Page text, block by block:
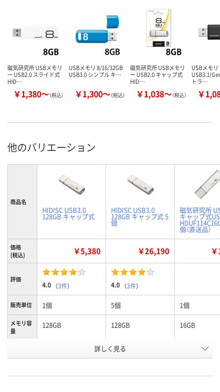
磁気研究所 USBメモリ
ー USB2.0 スライド式
HID…
￥1,380～（税込）
USBメモリ 8/16/32GB
USB3.0 シンプル キ…
￥1,300～（税込）
磁気研究所 USBメモリ
ー USB2.0 キャップ式
HID…
￥1,038～（税込）
USBメモ
トラ…
￥
他のバリエーション
商品名
HIDISC USB3.0
128GB キャップ式
HIDISC USB3.0
128GB キャップ式 5
個
磁気研究所
キャップ式
個（直送品）
価格
(税込)
￥5,380 ￥26,190
評価
4.0 （3件） 4.0 （3件）
販売単位 1個 5個 1個
メモリ容
量
128GB 128GB 16GB
ホワイト シルバー
号
詳しく見る